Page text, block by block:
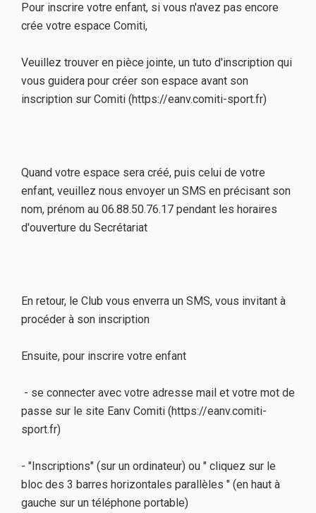
Pour inscrire votre enfant, si vous n'avez pas encore
crée votre espace Comiti,
Veuillez trouver en pièce jointe, un tuto d'inscription qui
vous guidera pour créer son espace avant son
inscription sur Comiti (https://eanv.comiti-sport.fr)
Quand votre espace sera créé, puis celui de votre
enfant, veuillez nous envoyer un SMS en précisant son
nom, prénom au 06.88.50.76.17 pendant les horaires
d'ouverture du Secrétariat
En retour, le Club vous enverra un SMS, vous invitant à
procéder à son inscription
Ensuite, pour inscrire votre enfant
- se connecter avec votre adresse mail et votre mot de
passe sur le site Eanv Comiti (https://eanv.comiti-
sport.fr)
- "Inscriptions" (sur un ordinateur) ou " cliquez sur le
bloc des 3 barres horizontales parallèles " (en haut à
gauche sur un téléphone portable)